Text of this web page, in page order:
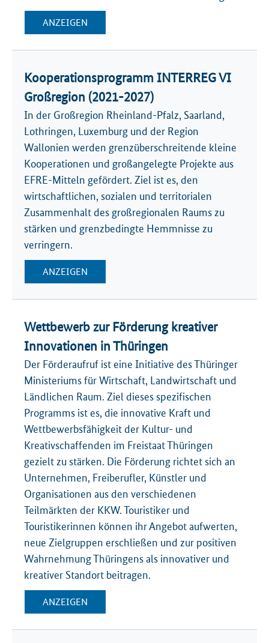
ANZEIGEN
Kooperationsprogramm INTERREG VI
Großregion (2021-2027)
In der Großregion Rheinland-Pfalz, Saarland,
Lothringen, Luxemburg und der Region
Wallonien werden grenzüberschreitende kleine
Kooperationen und großangelegte Projekte aus
EFRE-Mitteln gefördert. Ziel ist es, den
wirtschaftlichen, sozialen und territorialen
Zusammenhalt des großregionalen Raums zu
stärken und grenzbedingte Hemmnisse zu
verringern.
ANZEIGEN
Wettbewerb zur Förderung kreativer
Innovationen in Thüringen
Der Förderaufruf ist eine Initiative des Thüringer
Ministeriums für Wirtschaft, Landwirtschaft und
Ländlichen Raum. Ziel dieses spezifischen
Programms ist es, die innovative Kraft und
Wettbewerbsfähigkeit der Kultur- und
Kreativschaffenden im Freistaat Thüringen
gezielt zu stärken. Die Förderung richtet sich an
Unternehmen, Freiberufler, Künstler und
Organisationen aus den verschiedenen
Teilmärkten der KKW. Touristiker und
Touristikerinnen können ihr Angebot aufwerten,
neue Zielgruppen erschließen und zur positiven
Wahrnehmung Thüringens als innovativer und
kreativer Standort beitragen.
ANZEIGEN